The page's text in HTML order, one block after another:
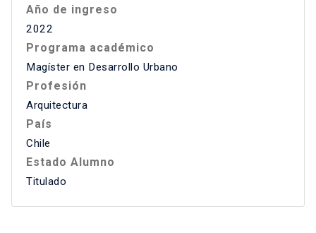
Año de ingreso
2022
Programa académico
Magíster en Desarrollo Urbano
Profesión
Arquitectura
País
Chile
Estado Alumno
Titulado